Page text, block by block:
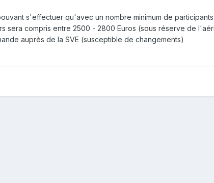
s'effectuer qu'avec un nombre minimum de
sera compris entre 2500 - 2800 Euros (sous réserve de
auprès de la SVE (susceptible de changements)